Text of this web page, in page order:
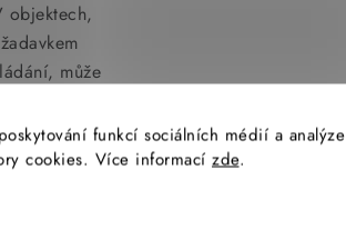
funkcí sociálních médií a analýze
cookies. Více informací zde.
objektech,
může
bez